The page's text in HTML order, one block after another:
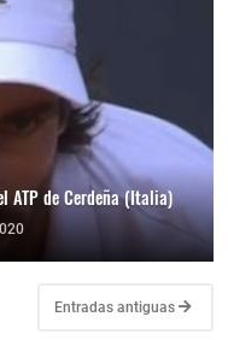
ATP de Cerdeña (Italia)
Entradas antiguas